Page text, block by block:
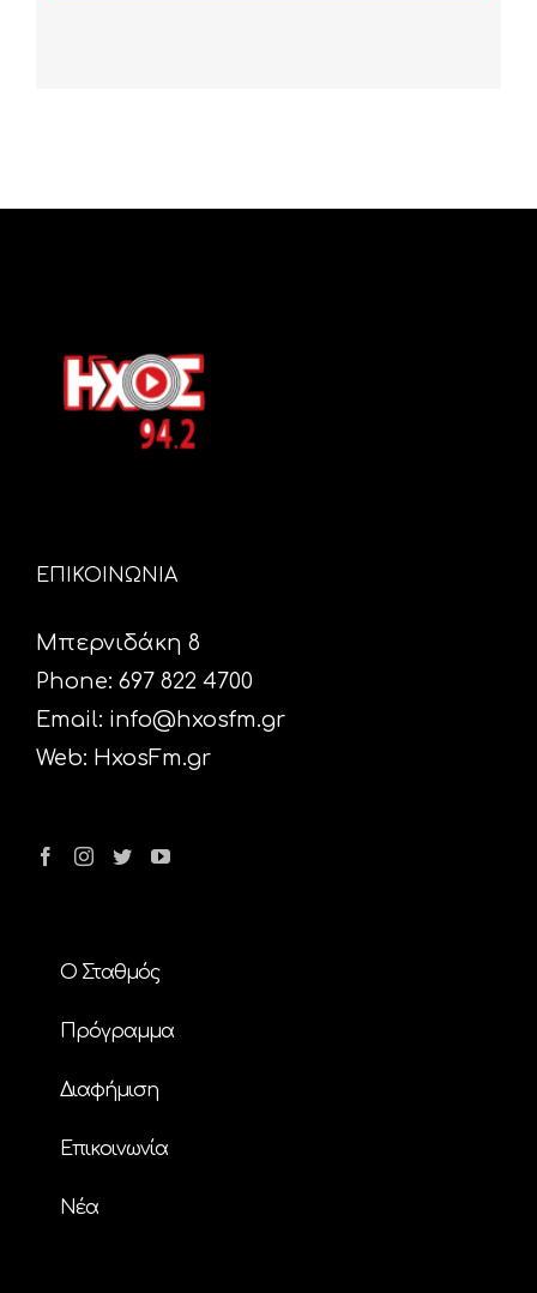
ΕΠΙΚΟΙΝΩΝΙΑ
Μπερνιδάκη 8
Phone: 697 822 4700
Email: info@hxosfm.gr
Web: HxosFm.gr
Ο Σταθμός
Πρόγραμμα
Διαφήμιση
Επικοινωνία
Nέα